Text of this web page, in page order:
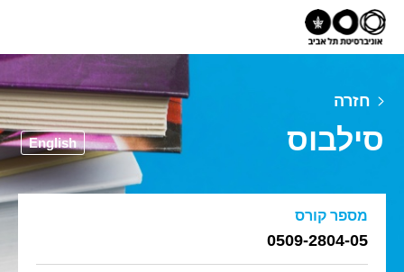
חזרה
סילבוס English
מספר קורס
0509-2804-05